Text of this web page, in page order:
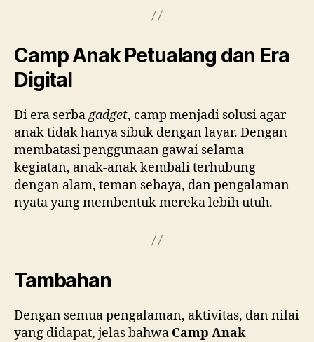
Camp Anak Petualang dan Era
Digital
Di era serbagadget, camp menjadi solusi agar
anak tidak hanya sibuk dengan layar. Dengan
membatasi penggunaan gawai selama
kegiatan, anak-anak kembali terhubung
dengan alam, teman sebaya, dan pengalaman
nyata yang membentuk mereka lebih utuh.
Tambahan
Dengan semua pengalaman, aktivitas, dan nilai
yang didapat, jelas bahwa Camp Anak